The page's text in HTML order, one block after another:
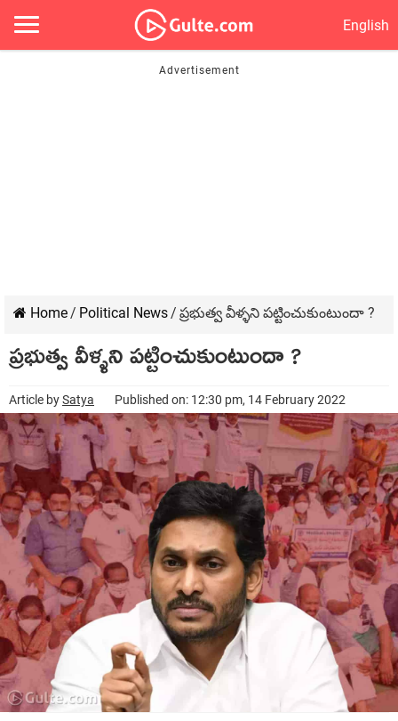
English
Home/ Political News/ ప్రభుత్వ వీళ్ళని పట్టించుకుంటుందా ?
ప్రభుత్వ వీళ్ళని పట్టించుకుంటుందా ?
Article bySatya Published on: 12:30 pm, 14 February 2022